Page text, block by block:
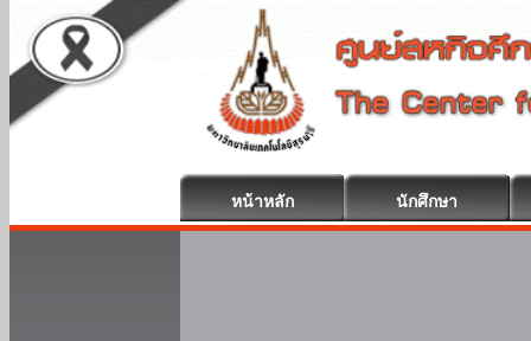
หน้าหลัก นักศึกษา